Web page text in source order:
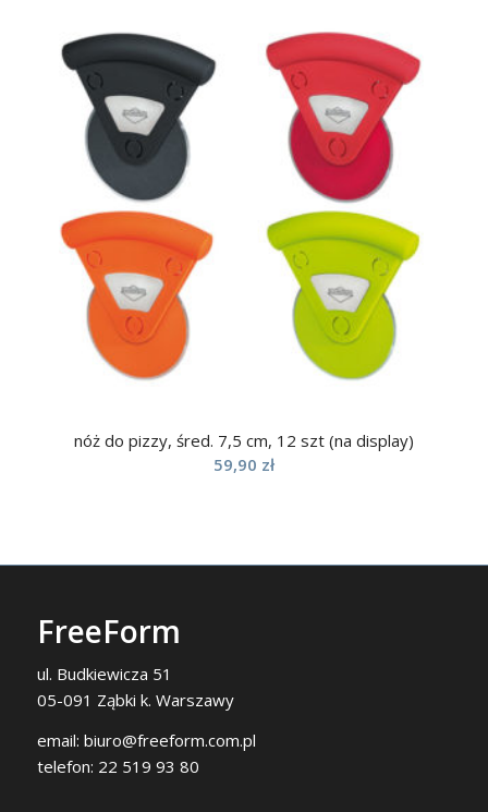
nóż do pizzy, śred. 7,5 cm, 12 szt (na display)
59,90 zł
FreeForm
ul. Budkiewicza 51
05-091 Ząbki k. Warszawy
email: biuro@freeform.com.pl
telefon: 22 519 93 80